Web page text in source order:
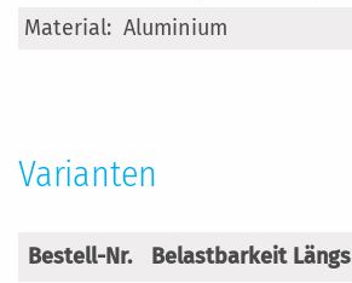
Aluminium
Varianten
Bestell-Nr. Belastbarkeit Längs